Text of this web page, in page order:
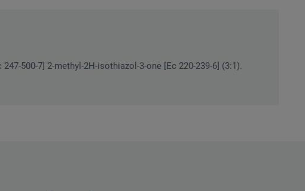
500-7] 2-methyl-2H-isothiazol-3-one [Ec 220-239-6] (3:1).